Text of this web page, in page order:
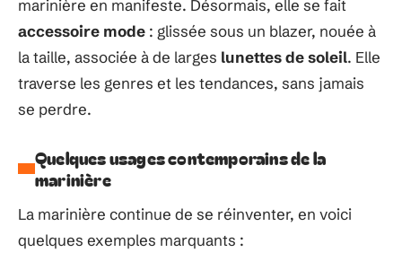
marinière en manifeste. Désormais, elle se fait
accessoire mode : glissée sous un blazer, nouée à
la taille, associée à de larges lunettes de soleil. Elle
traverse les genres et les tendances, sans jamais
se perdre.
Quelques usages contemporains de la
marinière
La marinière continue de se réinventer, en voici
quelques exemples marquants :